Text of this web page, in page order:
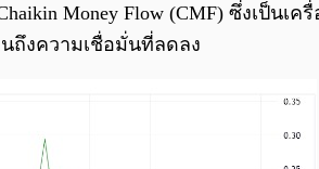
Money Flow (CMF) ซึ่งเป็นเ
ถึงความเชื่อมั่นที่ลดลง